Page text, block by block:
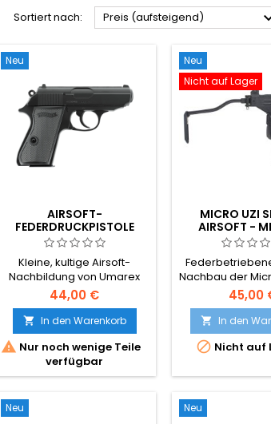
Sortiert nach: Preis (aufsteigend)
Neu
AIRSOFT-
FEDERDRUCKPISTOLE
WALTHER PPK/S
Kleine, kultige Airsoft-
Nachbildung von Umarex
44,00 €
 In den Warenkorb
 Nur noch wenige Teile
verfügbar
Neu
Nicht auf Lager
MICRO UZI
AIRSOFT -
HERSTELLUNG,
Nachbau der
kultigen
Kompakt-
Koreanisch
höhere
Spannhebel,
Kolben-
Hi-Cap-
45,00
 In den
 Nicht auf
Neu Neu